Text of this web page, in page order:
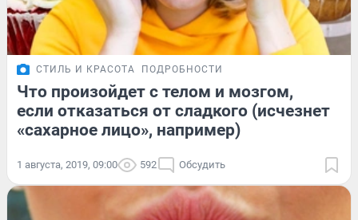
СТИЛЬ И КРАСОТА ПОДРОБНОСТИ
Что произойдет с телом и мозгом,
если отказаться от сладкого (исчезнет
«сахарное лицо», например)
1 августа, 2019, 09:00 592 Обсудить